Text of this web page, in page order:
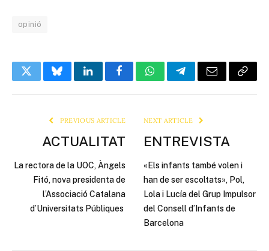
opinió
TwitterBlueskyLinkedInFacebookWhatsAppTelegramEmail Copy
PREVIOUS ARTICLE
ACTUALITAT
La rectora de la UOC, Àngels
Fitó, nova presidenta de
l’Associació Catalana
d’Universitats Públiques
NEXT ARTICLE
ENTREVISTA
«Els infants també volen i
han de ser escoltats», Pol,
Lola i Lucía del Grup Impulsor
del Consell d’Infants de
Barcelona